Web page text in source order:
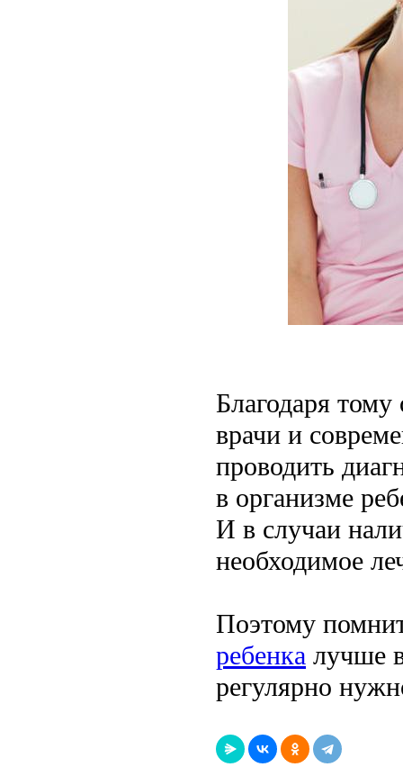
Благодаря
врачи и
проводить
в организме
И в случаи
необходимое
Поэтому
ребенка лучше
регулярно